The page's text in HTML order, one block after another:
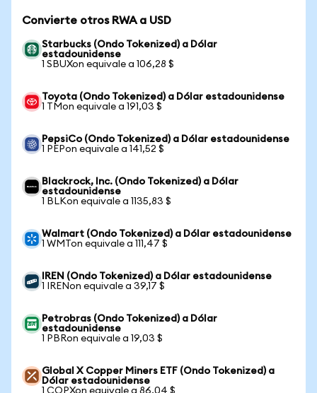
Convierte otros RWA a USD
Starbucks (Ondo Tokenized) a Dólar
estadounidense
1 SBUXon equivale a 106,28 $
Toyota (Ondo Tokenized) a Dólar estadounidense
1 TMon equivale a 191,03 $
PepsiCo (Ondo Tokenized) a Dólar estadounidense
1 PEPon equivale a 141,52 $
Blackrock, Inc. (Ondo Tokenized) a Dólar
estadounidense
1 BLKon equivale a 1135,83 $
Walmart (Ondo Tokenized) a Dólar estadounidense
1 WMTon equivale a 111,47 $
IREN (Ondo Tokenized) a Dólar estadounidense
1 IRENon equivale a 39,17 $
Petrobras (Ondo Tokenized) a Dólar
estadounidense
1 PBRon equivale a 19,03 $
Global X Copper Miners ETF (Ondo Tokenized) a
Dólar estadounidense
1 COPXon equivale a 86,04 $